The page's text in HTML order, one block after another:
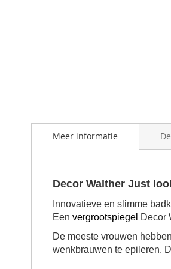
Meer informatie
Decor Walther Just
Innovatieve en slimme
Een vergrootspiegel Decor
De meeste vrouwen
wenkbrauwen te epileren.